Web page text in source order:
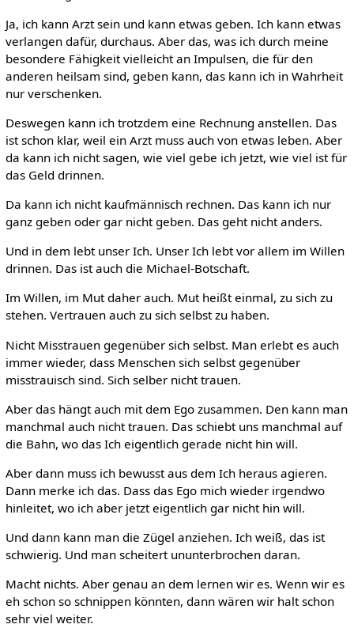
Ja, ich kann Arzt sein und kann etwas geben. Ich kann etwas
verlangen dafür, durchaus. Aber das, was ich durch meine
besondere Fähigkeit vielleicht an Impulsen, die für den
anderen heilsam sind, geben kann, das kann ich in Wahrheit
nur verschenken.
Deswegen kann ich trotzdem eine Rechnung anstellen. Das
ist schon klar, weil ein Arzt muss auch von etwas leben. Aber
da kann ich nicht sagen, wie viel gebe ich jetzt, wie viel ist für
das Geld drinnen.
Da kann ich nicht kaufmännisch rechnen. Das kann ich nur
ganz geben oder gar nicht geben. Das geht nicht anders.
Und in dem lebt unser Ich. Unser Ich lebt vor allem im Willen
drinnen. Das ist auch die Michael-Botschaft.
Im Willen, im Mut daher auch. Mut heißt einmal, zu sich zu
stehen. Vertrauen auch zu sich selbst zu haben.
Nicht Misstrauen gegenüber sich selbst. Man erlebt es auch
immer wieder, dass Menschen sich selbst gegenüber
misstrauisch sind. Sich selber nicht trauen.
Aber das hängt auch mit dem Ego zusammen. Den kann man
manchmal auch nicht trauen. Das schiebt uns manchmal auf
die Bahn, wo das Ich eigentlich gerade nicht hin will.
Aber dann muss ich bewusst aus dem Ich heraus agieren.
Dann merke ich das. Dass das Ego mich wieder irgendwo
hinleitet, wo ich aber jetzt eigentlich gar nicht hin will.
Und dann kann man die Zügel anziehen. Ich weiß, das ist
schwierig. Und man scheitert ununterbrochen daran.
Macht nichts. Aber genau an dem lernen wir es. Wenn wir es
eh schon so schnippen könnten, dann wären wir halt schon
sehr viel weiter.